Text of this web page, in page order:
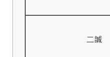
二誠